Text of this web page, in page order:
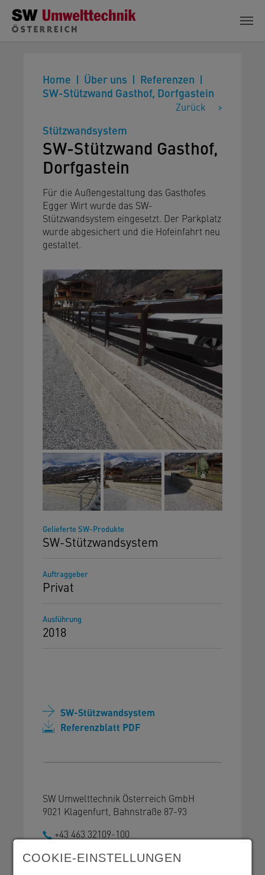
Zum Hauptinhalt springen
Home Über uns
Referenzen
SW-Stützwand Gasthof, Dorfgastein
Zurück >
Stützwandsystem
SW-Stützwand Gasthof,
Dorfgastein
Für die Außengestaltung das Gasthofes
Egger Wirt wurde das SW-
Stützwandsystem eingesetzt. Der Parkplatz
wurde abgesichert und die Hofeinfahrt neu
gestaltet.
Gelieferte SW-Produkte
SW-Stützwandsystem
Auftraggeber
Privat
Ausführung
2018
SW-Stützwandsystem
Referenzblatt PDF
SW Umwelttechnik Österreich GmbH
9021 Klagenfurt, Bahnstraße 87-93
+43 463 32109-100
COOKIE-EINSTELLUNGEN